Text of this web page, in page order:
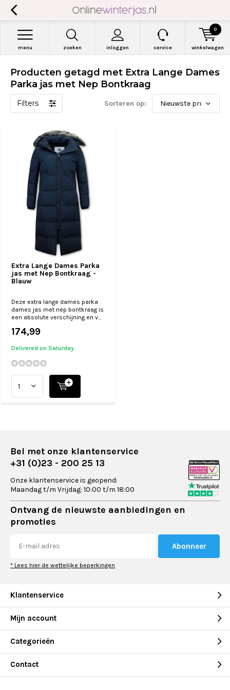
zoeken inloggen
menu service winkelwagen
0
Producten getagd met Extra Lange Dames
Parka jas met Nep Bontkraag
Filters Sorteren op:
Extra Lange Dames Parka
jas met Nep Bontkraag -
Blauw
Deze extra lange dames parka
dames jas met nep bontkraag is
een absolute verschijning en v...
174,99
Delivered on Saturday
Bel met onze klantenservice
+31 (0)23 - 200 25 13
Onze klantenservice is geopend:
Maandag t/m Vrijdag: 10:00 t/m 18:00
Ontvang de nieuwste aanbiedingen en
promoties
Abonneer
* Lees hier de wettelijke beperkingen
Klantenservice
Mijn account
Categorieën
Contact